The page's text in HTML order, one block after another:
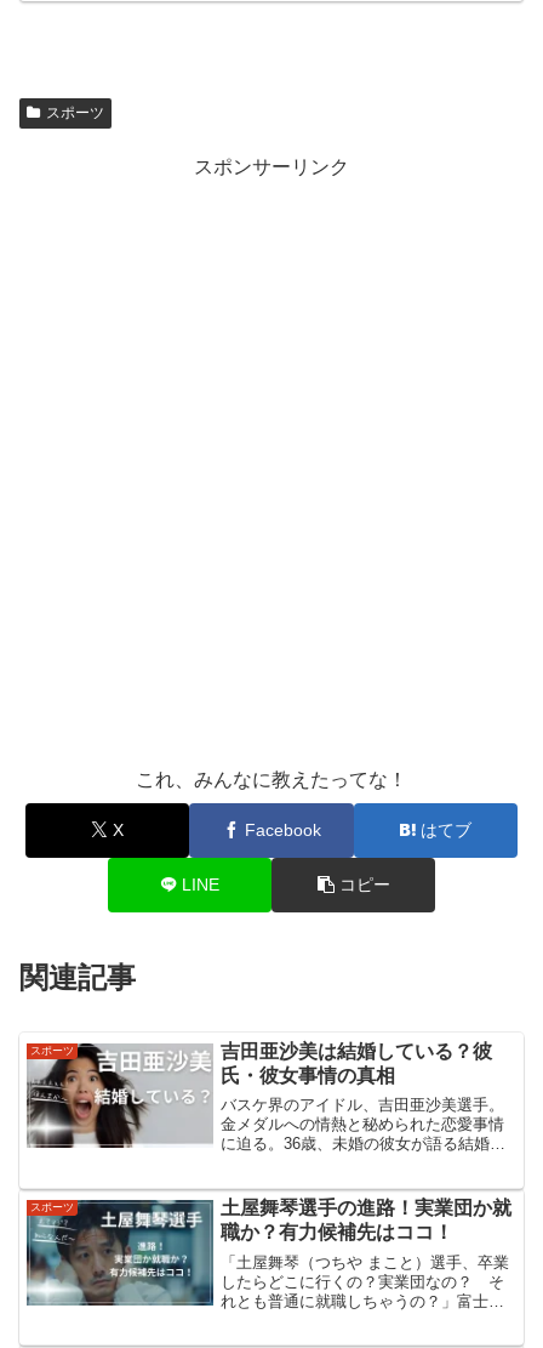
スポーツ
スポンサーリンク
これ、みんなに教えたってな！
X Facebook はてブ
LINE コピー
関連記事
スポーツ
吉田亜沙美は結婚している？彼
氏・彼女事情の真相
バスケ界のアイドル、吉田亜沙美選手。
金メダルへの情熱と秘められた恋愛事情
に迫る。36歳、未婚の彼女が語る結婚願
亜沙美選手は2024年現在、結婚していま
せん。複数のネット...
スポーツ
土屋舞琴選手の進路！実業団か就
職か？有力候補先はココ！
「土屋舞琴（つちや まこと）選手、卒業
したらどこに行くの？実業団なの？ そ
れとも普通に就職しちゃうの？」富士山